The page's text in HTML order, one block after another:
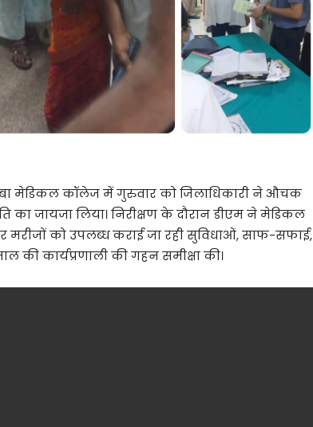
मेडिकल कॉलेज में गुरुवार को जिलाधिकारी ने औचक
का जायजा लिया। निरीक्षण के दौरान डीएम ने मेडिकल
मरीजों को उपलब्ध कराई जा रही सुविधाओं, साफ-सफाई,
की कार्यप्रणाली की गहन समीक्षा की।